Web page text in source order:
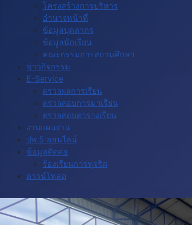
โครงสร้างการบริหาร
อำนาจหน้าที่
ข้อมูลบุคลากร
ข้อมูลนักเรียน
คณะกรรมการสถานศึกษา
ข่าวกิจกรรม
E-Service
ตรวจผลการเรียน
ตรวจสอบการมาเรียน
ตรวจสอบตารางเรียน
งานแผนงาน
ปพ.5 ออนไลน์
ข้อมูลติดด่อ
ร้องเรียนการทุจริต
ดาวน์โหลด